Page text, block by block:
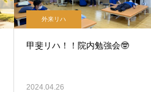
外来リハ
甲斐リハ！！院内勉強会🤓
2024.04.26